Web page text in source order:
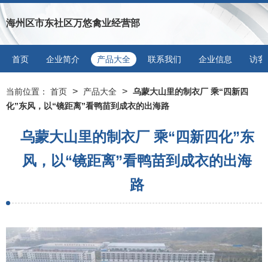
海州区市东社区万悠禽业经营部
首页 企业简介 产品大全 联系我们 企业信息 访客
当前位置： 首页 > 产品大全 > 乌蒙大山里的制衣厂 乘“四新四
化”东风，以“镜距离”看鸭苗到成衣的出海路
乌蒙大山里的制衣厂 乘“四新四化”东
风，以“镜距离”看鸭苗到成衣的出海
路